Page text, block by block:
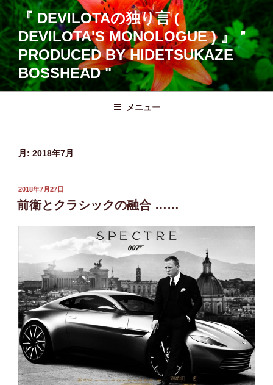
コ
テ
ン
ツ
へ
ス
ッ
『 DEVILOTAの独り言 (
DEVILOTA'S MONOLOGUE ) 』＂
PRODUCED BY HIDETSUKAZE
BOSSHEAD "
メニュー
月: 2018年7月
投
稿
日:
2018年7月27日
前衛とクラシックの融合 ……